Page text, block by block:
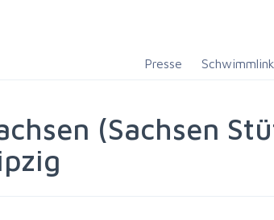
Presse
(Sachsen